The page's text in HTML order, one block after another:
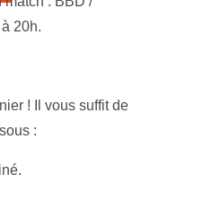
20h.
! Il vous suffit de
: